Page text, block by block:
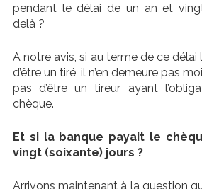
pendant le délai de un an et
delà ?
A notre avis, si au terme de ce
d’être un tiré, il n’en demeure pas
pas d’être un tireur ayant
chèque.
Et si la banque payait le
vingt (soixante) jours ?
Arrivons maintenant à la question